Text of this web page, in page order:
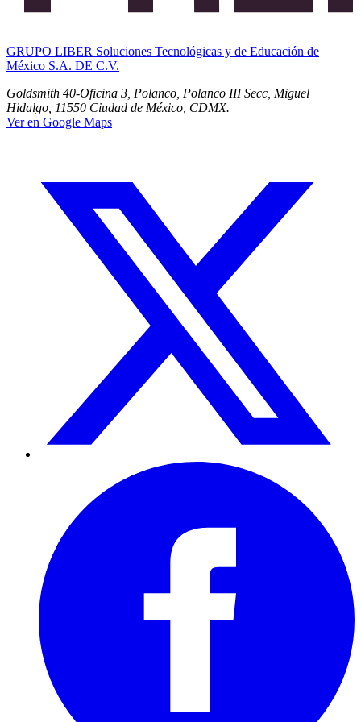
GRUPO LIBER Soluciones Tecnológicas y de Educación de
México S.A. DE C.V.
Goldsmith 40-Oficina 3, Polanco, Polanco III Secc, Miguel
Hidalgo, 11550 Ciudad de México, CDMX.
Ver en Google Maps